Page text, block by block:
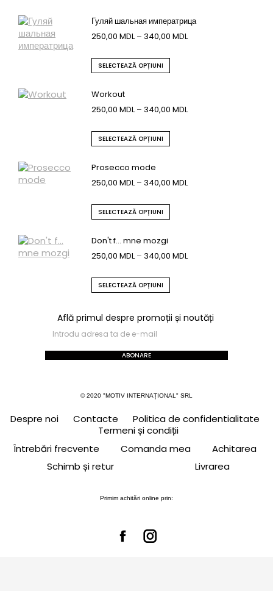
Гуляй шальная императрица
250,00 MDL – 340,00 MDL
SELECTEAZĂ OPȚIUNI
Workout
250,00 MDL – 340,00 MDL
SELECTEAZĂ OPȚIUNI
Prosecco mode
250,00 MDL – 340,00 MDL
SELECTEAZĂ OPȚIUNI
Don't f... mne mozgi
250,00 MDL – 340,00 MDL
SELECTEAZĂ OPȚIUNI
Află primul despre promoții și noutăți
ABONARE
© 2020 "MOTIV INTERNAȚIONAL" SRL
Despre noi Contacte
Politica de confidentialitate
Termeni și condiții
Întrebări frecvente
Comanda mea
Achitarea
Schimb și retur
Livrarea
Primim achitări online prin: